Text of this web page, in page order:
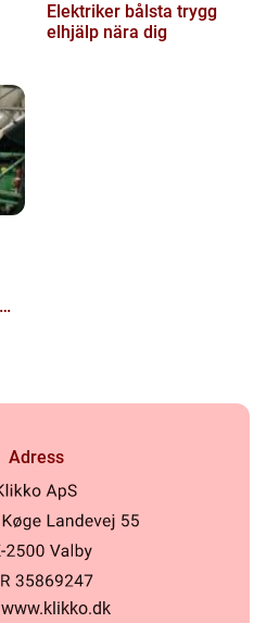
Elektriker bålsta trygg
elhjälp nära dig
Adress
www.klikko.dk